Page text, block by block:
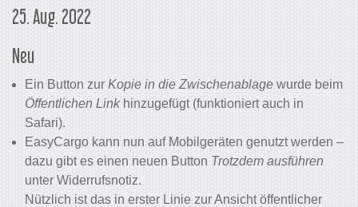
25. Aug. 2022
Neu
Ein Button zur Kopie in die Zwischenablage wurde beim
Öffentlichen Linkhinzugefügt (funktioniert auch in
Safari).
EasyCargo kann nun auf Mobilgeräten genutzt werden –
dazu gibt es einen neuen Button Trotzdem ausführen
unter Widerrufsnotiz.
Nützlich ist das in erster Linie zur Ansicht öffentlicher